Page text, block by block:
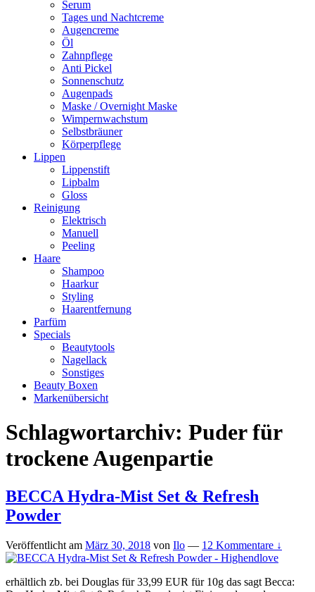
Serum
Tages und Nachtcreme
Augencreme
Öl
Zahnpflege
Anti Pickel
Sonnenschutz
Augenpads
Maske / Overnight Maske
Wimpernwachstum
Selbstbräuner
Körperpflege
Lippen
Lippenstift
Lipbalm
Gloss
Reinigung
Elektrisch
Manuell
Peeling
Haare
Shampoo
Haarkur
Styling
Haarentfernung
Parfüm
Specials
Beautytools
Nagellack
Sonstiges
Beauty Boxen
Markenübersicht
Schlagwortarchiv: Puder für
trockene Augenpartie
BECCA Hydra-Mist Set & Refresh
Powder
Veröffentlicht am März 30, 2018 von Ilo — 12 Kommentare ↓
erhältlich zb. bei Douglas für 33,99 EUR für 10g das sagt Becca: